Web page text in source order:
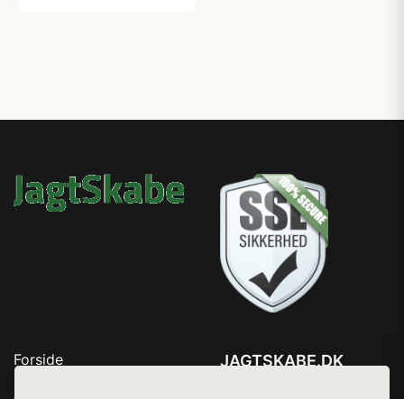
Forside
JAGTSKABE.DK